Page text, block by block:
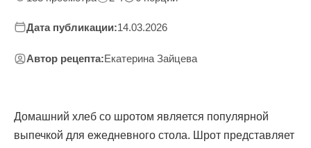
Дата публикации:14.03.2026
Автор рецепта:Екатерина Зайцева
Домашний хлеб со шротом является популярной
выпечкой для ежедневного стола. Шрот представляет